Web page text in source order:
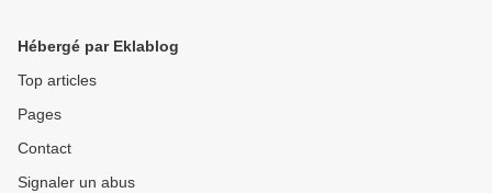
Hébergé par Eklablog
Top articles
Pages
Contact
Signaler un abus